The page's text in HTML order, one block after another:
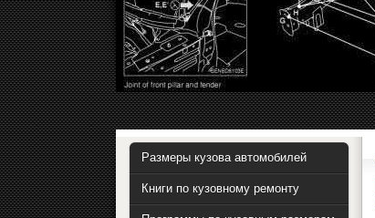
Размеры кузова автомобилей
Книги по кузовному ремонту